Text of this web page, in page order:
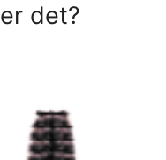
det?